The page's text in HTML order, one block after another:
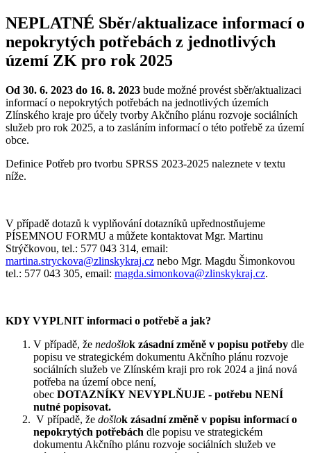
NEPLATNÉ Sběr/aktualizace informací o
nepokrytých potřebách z jednotlivých
území ZK pro rok 2025
Od 30. 6. 2023 do 16. 8. 2023 bude možné provést sběr/aktualizaci
informací o nepokrytých potřebách na jednotlivých územích
Zlínského kraje pro účely tvorby Akčního plánu rozvoje sociálních
služeb pro rok 2025, a to zasláním informací o této potřebě za území
obce.
Definice Potřeb pro tvorbu SPRSS 2023-2025 naleznete v textu
níže.
V případě dotazů k vyplňování dotazníků upřednostňujeme
PÍSEMNOU FORMU a můžete kontaktovat Mgr. Martinu
Strýčkovou, tel.: 577 043 314, email:
martina.stryckova@zlinskykraj.cz nebo Mgr. Magdu Šimonkovou
tel.: 577 043 305, email: magda.simonkova@zlinskykraj.cz.
KDY VYPLNIT informaci o potřebě a jak?
V případě, že nedošlok zásadní změně v popisu potřeby dle
popisu ve strategickém dokumentu Akčního plánu rozvoje
sociálních služeb ve Zlínském kraji pro rok 2024 a jiná nová
potřeba na území obce není,
obec DOTAZNÍKY NEVYPLŇUJE - potřebu NENÍ
nutné popisovat.
V případě, že došlok zásadní změně v popisu informací o
nepokrytých potřebách dle popisu ve strategickém
dokumentu Akčního plánu rozvoje sociálních služeb ve